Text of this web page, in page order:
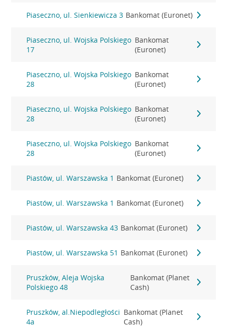
Piaseczno, ul. Sienkiewicza 3 Bankomat (Euronet)
Piaseczno, ul. Wojska Polskiego
17
Bankomat
(Euronet)
Piaseczno, ul. Wojska Polskiego
28
Bankomat
(Euronet)
Piaseczno, ul. Wojska Polskiego
28
Bankomat
(Euronet)
Piaseczno, ul. Wojska Polskiego
28
Bankomat
(Euronet)
Piastów, ul. Warszawska 1 Bankomat (Euronet)
Piastów, ul. Warszawska 1 Bankomat (Euronet)
Piastów, ul. Warszawska 43 Bankomat (Euronet)
Piastów, ul. Warszawska 51 Bankomat (Euronet)
Pruszków, Aleja Wojska
Polskiego 48
Bankomat (Planet
Cash)
Pruszków, al.Niepodległości
4a
Bankomat (Planet
Cash)